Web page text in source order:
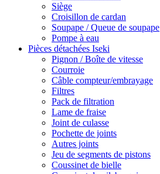
Siège
Croisillon de cardan
Soupape / Queue de soupape
Pompe à eau
Pièces détachées Iseki
Pignon / Boîte de vitesse
Courroie
Câble compteur/embrayage
Filtres
Pack de filtration
Lame de fraise
Joint de culasse
Pochette de joints
Autres joints
Jeu de segments de pistons
Coussinet de bielle